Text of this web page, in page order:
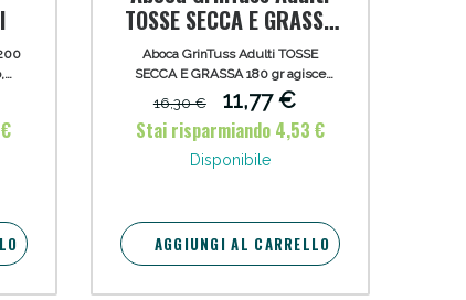
TOSSE SECCA E GRASSA
180 gr
Aboca GrinTuss Adulti TOSSE
SECCA E GRASSA 180 gr agisce
sulla tosse secca contrastando
l'irritazione della mucosa e sulla
tosse grassa favorendo l'idratazione
e l'eliminazione del muco.
16,30 €
11,77 €
Stai risparmiando 4,53 €
Disponibile
AGGIUNGI AL CARRELLO